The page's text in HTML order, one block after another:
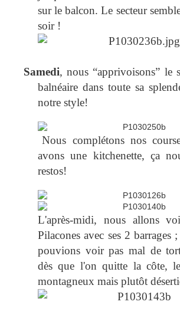
sur le balcon. Le secteur
soir !
Samedi, nous “apprivoisons” le
balnéaire dans toute sa
notre style!
Nous complétons nos
avons une kitchenette, ça
restos!
L'après-midi, nous allons
Pilacones avec ses 2 barrages
pouvions voir pas mal de
dès que l'on quitte la côte,
montagneux mais plutôt